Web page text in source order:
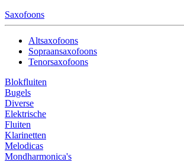
Saxofoons
Altsaxofoons
Sopraansaxofoons
Tenorsaxofoons
Blokfluiten
Bugels
Diverse
Elektrische
Fluiten
Klarinetten
Melodicas
Mondharmonica's